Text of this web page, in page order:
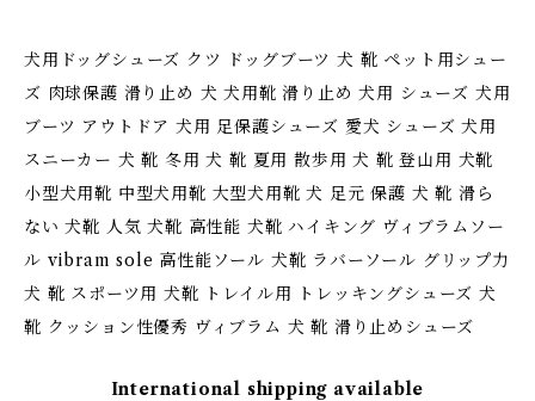
犬用ドッグシューズ クツ ドッグブーツ 犬 靴 ペット用シュー
ズ 肉球保護 滑り止め 犬 犬用靴 滑り止め 犬用 シューズ 犬用
ブーツ アウトドア 犬用 足保護シューズ 愛犬 シューズ 犬用
スニーカー 犬 靴 冬用 犬 靴 夏用 散歩用 犬 靴 登山用 犬靴
小型犬用靴 中型犬用靴 大型犬用靴 犬 足元 保護 犬 靴 滑ら
ない 犬靴 人気 犬靴 高性能 犬靴 ハイキング ヴィブラムソー
ル vibram sole 高性能ソール 犬靴 ラバーソール グリップ力
犬 靴 スポーツ用 犬靴 トレイル用 トレッキングシューズ 犬
靴 クッション性優秀 ヴィブラム 犬 靴 滑り止めシューズ
International shipping available